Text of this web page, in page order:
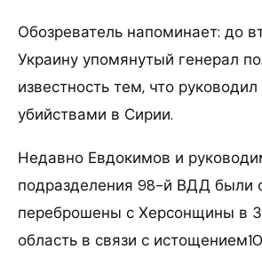
Обозреватель напоминает: до
Украину упомянутый генерал
известность тем, что
убийствами в Сирии.
Недавно Евдокимов и
подразделения 98-й ВДД были
переброшены с Херсонщины в
область в связи с